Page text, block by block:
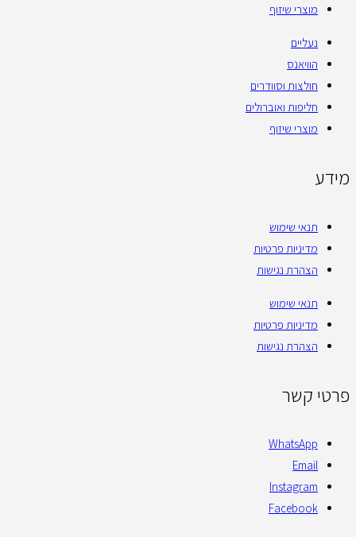
מוצרי שיזוף
נעליים
הוויאנס
חולצות וסוודרים
חליפות ואוברולים
מוצרי שיזוף
מידע
תנאי שימוש
מדיניות פרטיות
הצהרת נגישות
תנאי שימוש
מדיניות פרטיות
הצהרת נגישות
פרטי קשר
WhatsApp
Email
Instagram
Facebook